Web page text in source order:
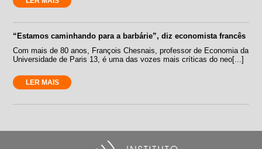
“Estamos caminhando para a barbárie”, diz economista francês
Com mais de 80 anos, François Chesnais, professor de Economia da
Universidade de Paris 13, é uma das vozes mais críticas do neo[...]
LER MAIS